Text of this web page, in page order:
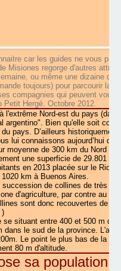
car les guides ne vous
Misiones regorge d'autres
ou même une dizaine
toujours) pour parcourir la
compagnies qui peuvent vous
Petit Hergé. Octobre 2012.
l'extrême Nord-est du pays
argentino". Bien qu'elle soit
pays. D’ailleurs
lui connaissons aujourd’hui
moyenne de 300 km du Nord
une superficie de 29.801
en 2013 placée sur le Rio
km à Buenos Aires.
de collines de très
d'agriculture, par contre au
sont donc recouvertes de
)
se situant entre 400 et 500 m
dans le sud de la province.
Le point le plus bas de la
80 m d'altitude.
sa population ?